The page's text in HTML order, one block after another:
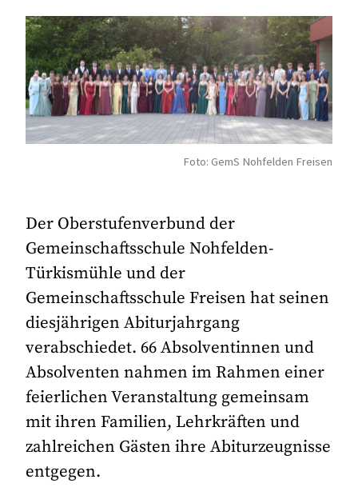
Foto: GemS Nohfelden Freisen
Der Oberstufenverbund der
Gemeinschaftsschule Nohfelden-
Türkismühle und der
Gemeinschaftsschule Freisen hat seinen
diesjährigen Abiturjahrgang
verabschiedet. 66 Absolventinnen und
Absolventen nahmen im Rahmen einer
feierlichen Veranstaltung gemeinsam
mit ihren Familien, Lehrkräften und
zahlreichen Gästen ihre Abiturzeugnisse
entgegen.